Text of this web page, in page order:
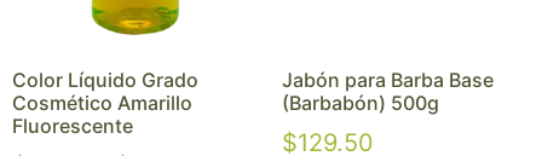
Color Líquido Grado
Cosmético Amarillo
Fluorescente
Jabón para Barba Base
(Barbabón) 500g
$129.50